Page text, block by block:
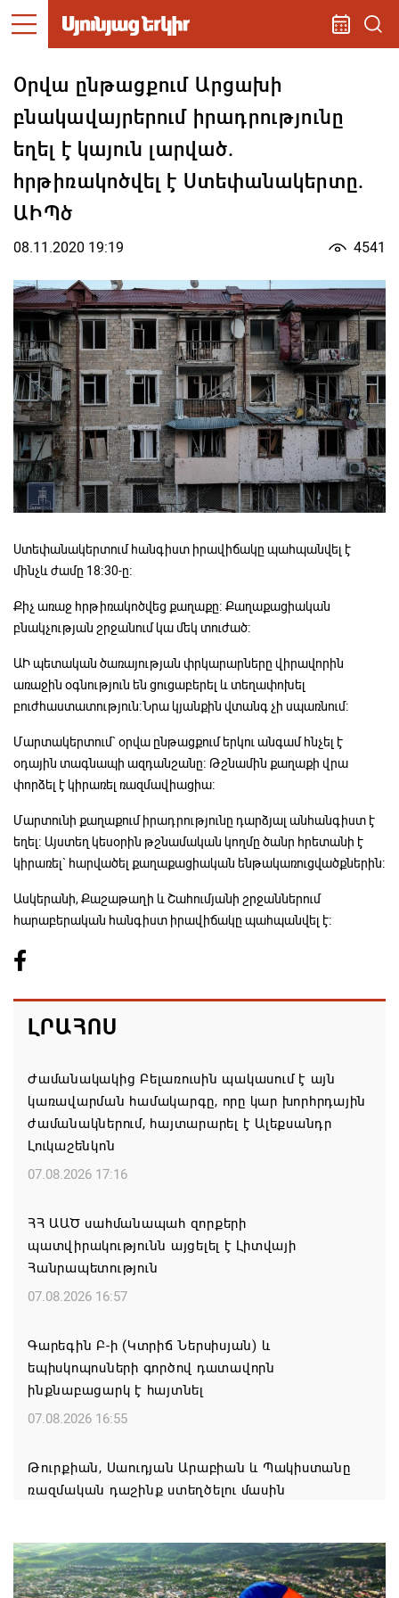
Օրվա ընթացքում Արցախի
բնակավայրերում իրադրությունը
եղել է կայուն լարված.
հրթիռակոծվել է Ստեփանակերտը.
ԱԻՊծ
08.11.2020 19:19 4541
Ստեփանակերտում հանգիստ իրավիճակը պահպանվել է
մինչև ժամը 18։30-ը։
Քիչ առաջ հրթիռակոծվեց քաղաքը։ Քաղաքացիական
բնակչության շրջանում կա մեկ տուժած։
ԱԻ պետական ծառայության փրկարարները վիրավորին
առաջին օգնություն են ցուցաբերել և տեղափոխել
բուժհաստատություն։Նրա կյանքին վտանգ չի սպառնում։
Մարտակերտում` օրվա ընթացքում երկու անգամ հնչել է
օդային տագնապի ազդանշանը։ Թշնամին քաղաքի վրա
փորձել է կիրառել ռազմավիացիա։
Մարտունի քաղաքում իրադրությունը դարձյալ անհանգիստ է
եղել։ Այստեղ կեսօրին թշնամական կողմը ծանր հրետանի է
կիրառել` հարվածել քաղաքացիական ենթակառուցվածքներին։
Ասկերանի, Քաշաթաղի և Շահումյանի շրջաններում
հարաբերական հանգիստ իրավիճակը պահպանվել է։
ԼՐԱՀՈՍ
Ժամանակակից Բելառուսին պակասում է այն
կառավարման համակարգը, որը կար խորհրդային
ժամանակներում, հայտարարել է Ալեքսանդր
Լուկաշենկոն
07.08.2026 17:16
ՀՀ ԱԱԾ սահմանապահ զորքերի
պատվիրակությունն այցելել է Լիտվայի
Հանրապետություն
07.08.2026 16:57
Գարեգին Բ-ի (Կտրիճ Ներսիսյան) և
եպիսկոպոսների գործով դատավորն
ինքնաբացարկ է հայտնել
07.08.2026 16:55
Թուրքիան, Սաուդյան Արաբիան և Պակիստանը
ռազմական դաշինք ստեղծելու մասին
07.08.2026 16:43
Հայ ժողովուրդն է ընտրում Հայոց Հայրապետին և